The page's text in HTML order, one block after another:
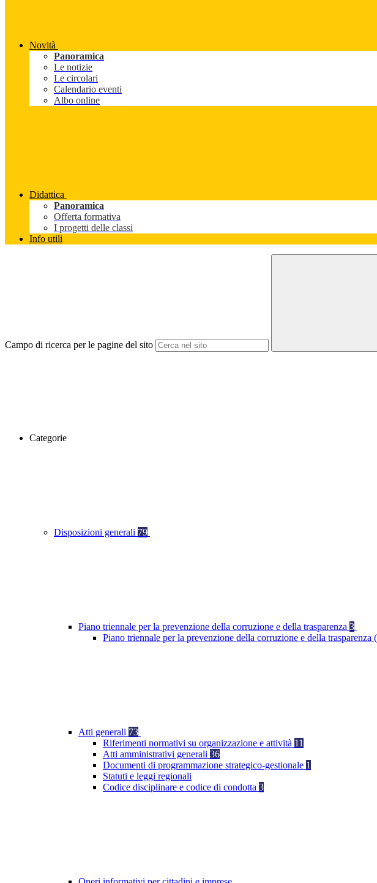
Novità
Panoramica
Le notizie
Le circolari
Calendario eventi
Albo online
Didattica
Panoramica
Offerta formativa
I progetti delle classi
Info utili
Campo di ricerca per le pagine del sito
Categorie
Disposizioni generali 79
Piano triennale per la prevenzione della corruzione e della trasparenza 3
Piano triennale per la prevenzione della corruzione e della trasparenza
Atti generali 73
Riferimenti normativi su organizzazione e attività 11
Atti amministrativi generali 36
Documenti di programmazione strategico-gestionale 1
Statuti e leggi regionali
Codice disciplinare e codice di condotta 3